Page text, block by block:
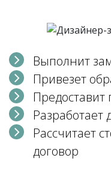
Выполнит
Привезет
Предоставит
Разработает
Рассчитает
договор